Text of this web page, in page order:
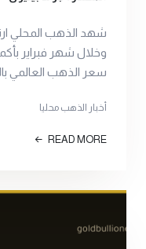
شهد الذهب المحلي
وخلال شهر فبراير
سعر الذهب العالمي
أخبار الذهب محليا
READ MORE